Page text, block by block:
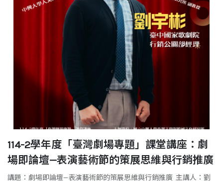
114-2學年度「臺灣劇場專題」課堂講座：劇
場即論壇—表演藝術節的策展思維與行銷推廣
講題：劇場即論壇—表演藝術節的策展思維與行銷推廣 主講人：劉